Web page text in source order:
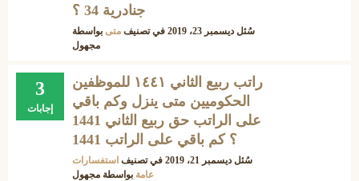
جنادرية 34 ؟
سُئل ديسمبر 23، 2019 في تصنيف متى بواسطة
مجهول
3
إجابات
راتب ربيع الثاني ١٤٤١ للموظفين
الحكوميين متى ينزل وكم باقي
على الراتب حق ربيع الثاني 1441
؟ كم باقي على الراتب 1441
سُئل ديسمبر 21، 2019 في تصنيف استفسارات
عامة بواسطة مجهول